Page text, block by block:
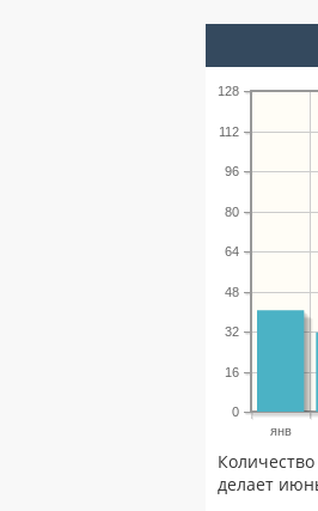
янв
0
16
32
48
64
80
96
112
128
делает